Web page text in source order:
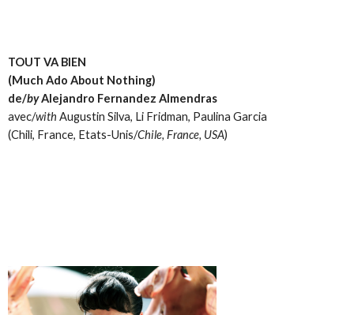
TOUT VA BIEN
(Much Ado About Nothing)
de/byAlejandro Fernandez Almendras
avec/with Augustin Silva, Li Fridman, Paulina Garcia
(Chili, France, Etats-Unis/Chile, France, USA)